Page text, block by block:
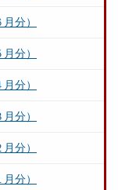
分）
分）
分）
分）
分）
分）